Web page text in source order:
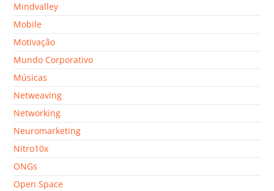
Mindvalley
Mobile
Motivação
Mundo Corporativo
Músicas
Netweaving
Networking
Neuromarketing
Nitro10x
ONGs
Open Space